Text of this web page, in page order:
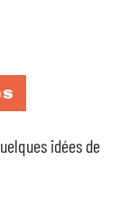
idées de